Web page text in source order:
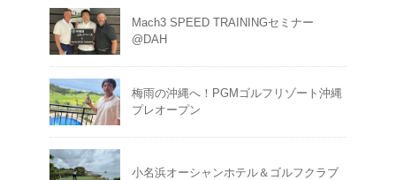
Mach3 SPEED TRAININGセミナー
@DAH
梅雨の沖縄へ！PGMゴルフリゾート沖縄
プレオープン
小名浜オーシャンホテル＆ゴルフクラブ